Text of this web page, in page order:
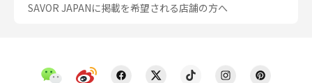
SAVOR JAPANに掲載を希望される店舗の方へ